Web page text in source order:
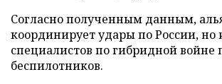
Согласно полученным данным,
координирует удары по России, но
специалистов по гибридной войне
беспилотников.